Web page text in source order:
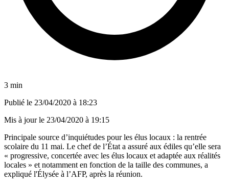
3 min
Publié le 23/04/2020 à 18:23
Mis à jour le 23/04/2020 à 19:15
Principale source d’inquiétudes pour les élus locaux : la rentrée
scolaire du 11 mai. Le chef de l’État a assuré aux édiles qu’elle sera
« progressive, concertée avec les élus locaux et adaptée aux réalités
locales » et notamment en fonction de la taille des communes, a
expliqué l'Élysée à l’AFP, après la réunion.